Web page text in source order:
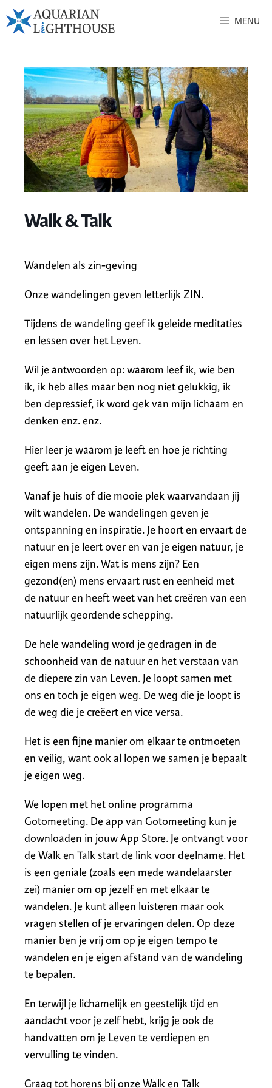
MENU
Walk & Talk
Wandelen als zin-geving
Onze wandelingen geven letterlijk ZIN.
Tijdens de wandeling geef ik geleide meditaties
en lessen over het Leven.
Wil je antwoorden op: waarom leef ik, wie ben
ik, ik heb alles maar ben nog niet gelukkig, ik
ben depressief, ik word gek van mijn lichaam en
denken enz. enz.
Hier leer je waarom je leeft en hoe je richting
geeft aan je eigen Leven.
Vanaf je huis of die mooie plek waarvandaan jij
wilt wandelen. De wandelingen geven je
ontspanning en inspiratie. Je hoort en ervaart de
natuur en je leert over en van je eigen natuur, je
eigen mens zijn. Wat is mens zijn? Een
gezond(en) mens ervaart rust en eenheid met
de natuur en heeft weet van het creëren van een
natuurlijk geordende schepping.
De hele wandeling word je gedragen in de
schoonheid van de natuur en het verstaan van
de diepere zin van Leven. Je loopt samen met
ons en toch je eigen weg. De weg die je loopt is
de weg die je creëert en vice versa.
Het is een fijne manier om elkaar te ontmoeten
en veilig, want ook al lopen we samen je bepaalt
je eigen weg.
We lopen met het online programma
Gotomeeting. De app van Gotomeeting kun je
downloaden in jouw App Store. Je ontvangt voor
de Walk en Talk start de link voor deelname. Het
is een geniale (zoals een mede wandelaarster
zei) manier om op jezelf en met elkaar te
wandelen. Je kunt alleen luisteren maar ook
vragen stellen of je ervaringen delen. Op deze
manier ben je vrij om op je eigen tempo te
wandelen en je eigen afstand van de wandeling
te bepalen.
En terwijl je lichamelijk en geestelijk tijd en
aandacht voor je zelf hebt, krijg je ook de
handvatten om je Leven te verdiepen en
vervulling te vinden.
Graag tot horens bij onze Walk en Talk